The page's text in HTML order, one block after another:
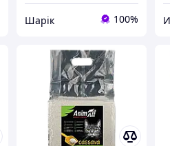
Шарік 100%